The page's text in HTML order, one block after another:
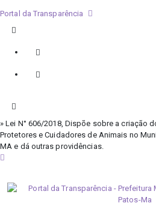
Portal da Transparência
» Lei N° 606/2018, Dispõe sobre a criação
Protetores e Cuidadores de Animais no
MA e dá outras providências.